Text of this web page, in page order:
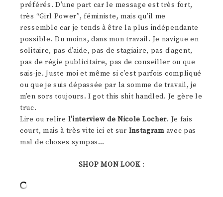
préférés. D’une part car le message est très fort,
très “Girl Power”, féministe, mais qu’il me
ressemble car je tends à être la plus indépendante
possible. Du moins, dans mon travail. Je navigue en
solitaire, pas d’aide, pas de stagiaire, pas d’agent,
pas de régie publicitaire, pas de conseiller ou que
sais-je. Juste moi et même si c’est parfois compliqué
ou que je suis dépassée par la somme de travail, je
m’en sors toujours. I got this shit handled. Je gère le
truc.
Lire ou relire l’interview de Nicole Locher. Je fais
court, mais à très vite ici et sur Instagramavec pas
mal de choses sympas…
SHOP MON LOOK: